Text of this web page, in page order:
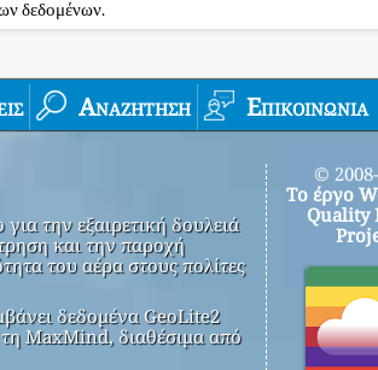
δεδομένων.
Αναζήτηση Επικοινωνία
την εξαιρετική δουλειά
και την παροχή
του αέρα στους πολίτες
δεδομένα GeoLite2
MaxMind, διαθέσιμα από
©
Το έργο
Quality